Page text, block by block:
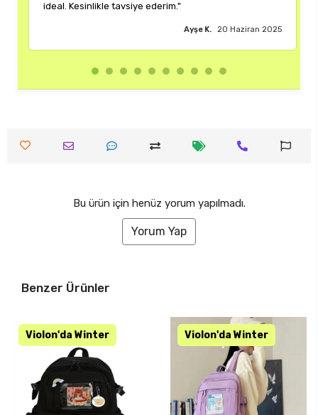
Kesinlikle tavsiye ederim."
20 Haziran 2025
Bu ürün için henüz yorum yapılmadı.
Yorum Yap
Benzer Ürünler